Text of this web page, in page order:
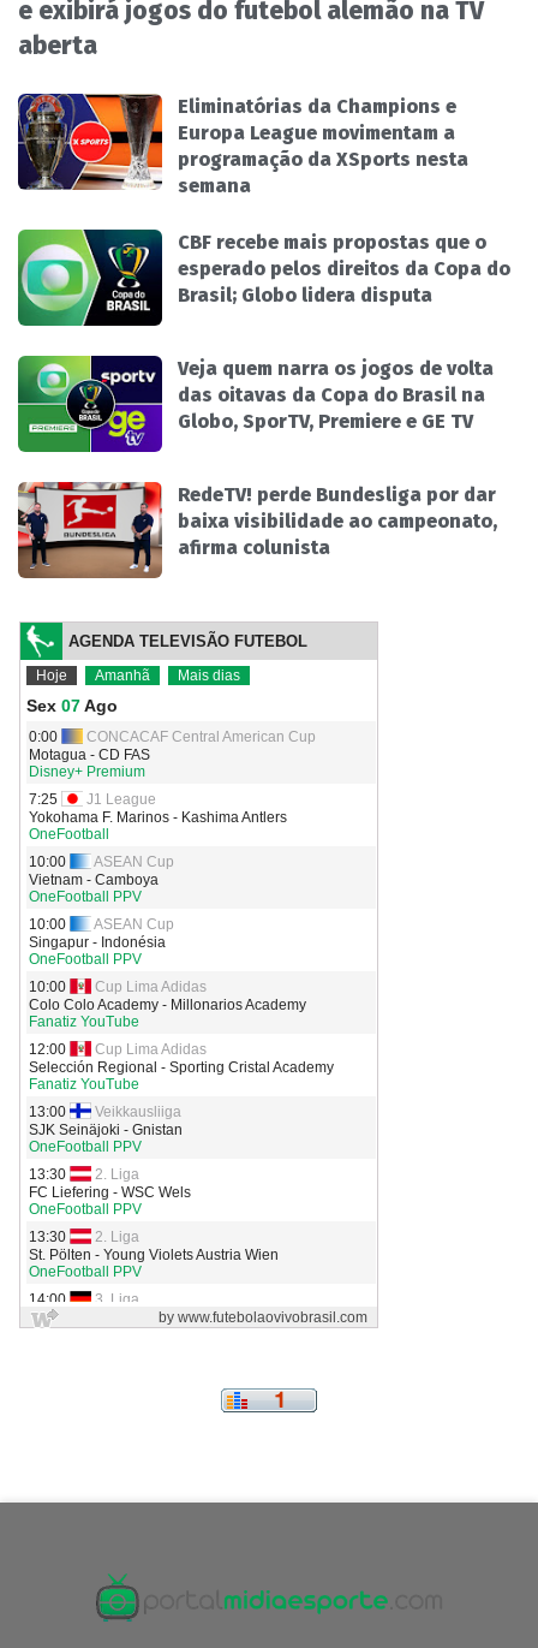
e exibirá jogos do futebol alemão na TV
aberta
Eliminatórias da Champions e
Europa League movimentam a
programação da XSports nesta
semana
CBF recebe mais propostas que o
esperado pelos direitos da Copa do
Brasil; Globo lidera disputa
Veja quem narra os jogos de volta
das oitavas da Copa do Brasil na
Globo, SporTV, Premiere e GE TV
RedeTV! perde Bundesliga por dar
baixa visibilidade ao campeonato,
afirma colunista